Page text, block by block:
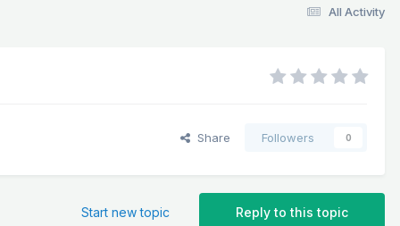
All Activity
Share Followers 0
Reply to this topic
Start new topic